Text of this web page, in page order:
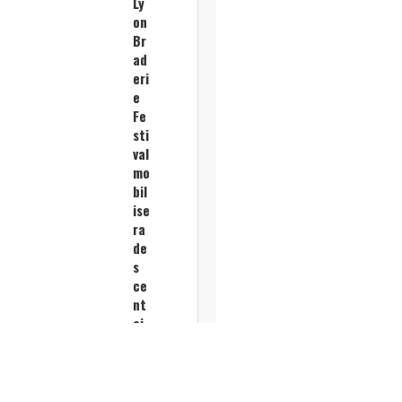
on
Br
ad
eri
e
Fe
sti
val
mo
bil
ise
ra
de
s
ce
nt
ai